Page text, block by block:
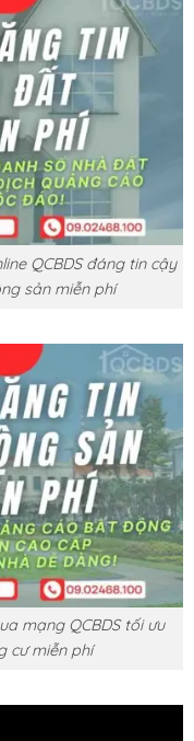
QCBDS đáng tin cậy
sản miễn phí
mạng QCBDS tối ưu
cư miễn phí